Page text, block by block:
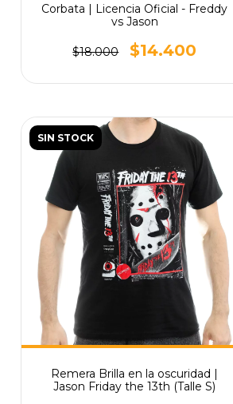
Corbata | Licencia Oficial - Freddy
vs Jason
$18.000 $14.400
SIN STOCK
Remera Brilla en la oscuridad |
Jason Friday the 13th (Talle S)